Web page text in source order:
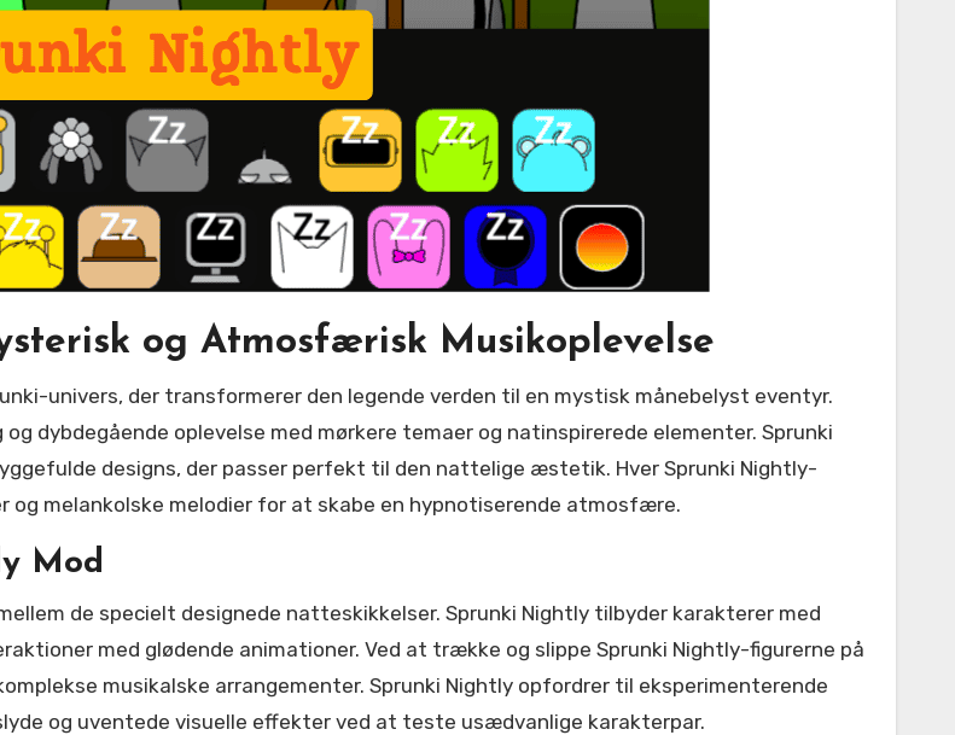
og Atmosfærisk Musikoplevelse
dybdegående oplevelse med mørkere temaer og natinspirerede elementer. Sprunki
designs, der passer perfekt til den nattelige æstetik. Hver Sprunki Nightly-
melankolske melodier for at skabe en hypnotiserende atmosfære.
Mod
de specielt designede natteskikkelser. Sprunki Nightly tilbyder karakterer med
med glødende animationer. Ved at trække og slippe Sprunki Nightly-figurerne på
musikalske arrangementer. Sprunki Nightly opfordrer til eksperimenterende
og uventede visuelle effekter ved at teste usædvanlige karakterpar.